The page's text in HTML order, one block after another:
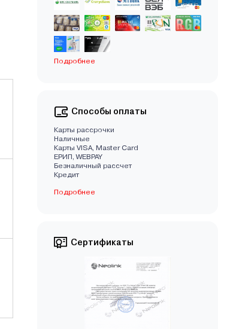
Подробнее
Способы оплаты
Карты рассрочки
Наличные
Карты VISA, Master Card
EРИП, WEBPAY
Безналичный рассчет
Кредит
Подробнее
Сертификаты